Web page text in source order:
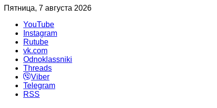
Пятница, 7 августа 2026
YouTube
Instagram
Rutube
vk.com
Odnoklassniki
Threads
Viber
Telegram
RSS